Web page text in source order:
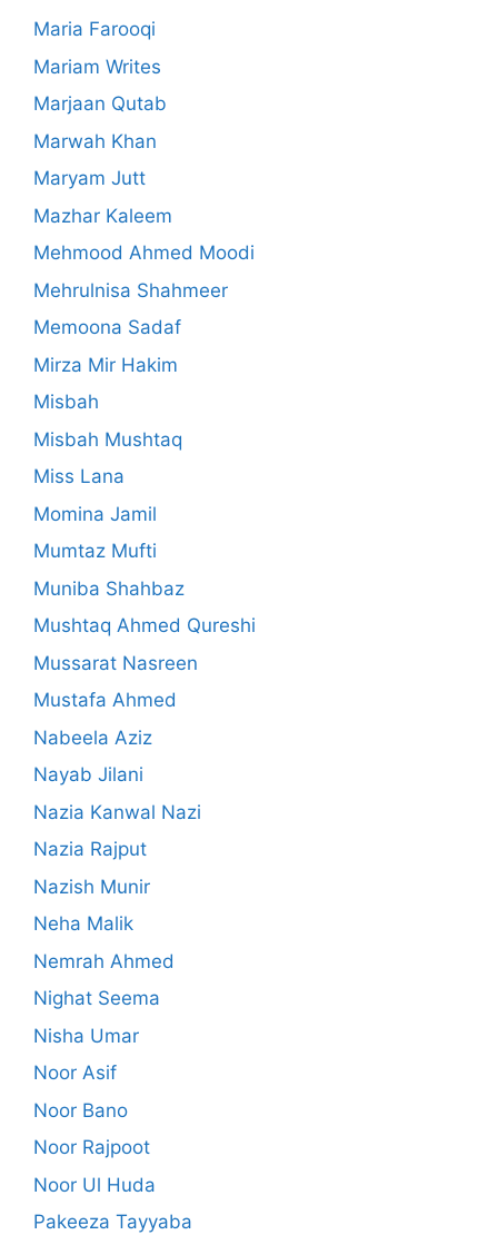
Maria Farooqi
Mariam Writes
Marjaan Qutab
Marwah Khan
Maryam Jutt
Mazhar Kaleem
Mehmood Ahmed Moodi
Mehrulnisa Shahmeer
Memoona Sadaf
Mirza Mir Hakim
Misbah
Misbah Mushtaq
Miss Lana
Momina Jamil
Mumtaz Mufti
Muniba Shahbaz
Mushtaq Ahmed Qureshi
Mussarat Nasreen
Mustafa Ahmed
Nabeela Aziz
Nayab Jilani
Nazia Kanwal Nazi
Nazia Rajput
Nazish Munir
Neha Malik
Nemrah Ahmed
Nighat Seema
Nisha Umar
Noor Asif
Noor Bano
Noor Rajpoot
Noor Ul Huda
Pakeeza Tayyaba